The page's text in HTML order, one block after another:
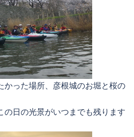
かった場所、彦根城のお堀と桜の
の日の光景がいつまでも残ります